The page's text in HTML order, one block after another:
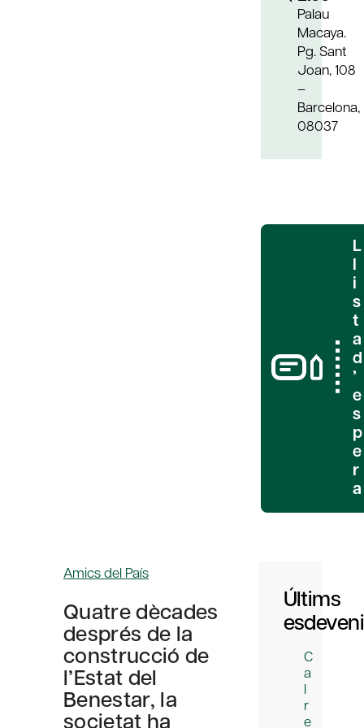
Palau
Macaya.
Pg. Sant
Joan, 108
–
Barcelona,
08037
L
l
i
s
t
a
d
’
e
s
p
e
r
a
Amics del País
Quatre dècades
després de la
construcció de
l’Estat del
Benestar, la
societat ha
Últims
C
a
l
r
e